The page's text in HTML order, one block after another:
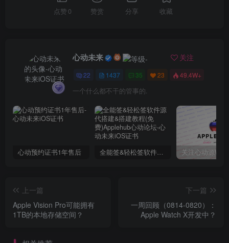
点赞 0 赞赏 分享 收藏
心动未来 关注
22 1437 35 23 49.4W+
一个什么都不干的管事的.
心动预约证书1年售后 全能签&轻松签软件源代搭建&搭建教程(免费)Applehub心动论坛
上一篇
Apple Vision Pro可能拥有
1TB的本地存储空间？
下一篇
一周回顾（0814-0820）：
Apple Watch X开发中？